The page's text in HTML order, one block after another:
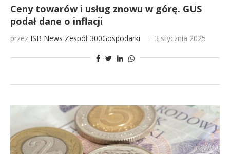
Ceny towarów i usług znowu w górę. GUS
podał dane o inflacji
przez ISB News Zespół 300Gospodarki 3 stycznia 2025